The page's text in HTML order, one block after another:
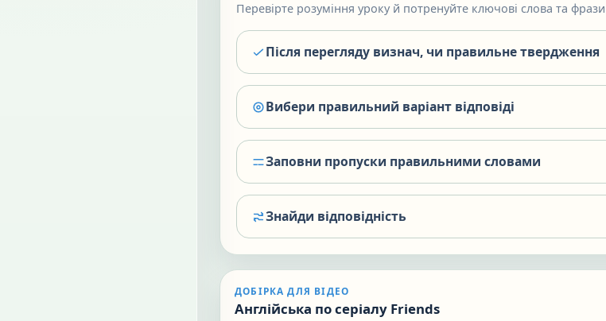
Перевірте розуміння уроку й потренуйте ключові слова та фрази
Після перегляду визнач, чи правильне твердження
Вибери правильний варіант відповіді
Заповни пропуски правильними словами
Знайди відповідність
ДОБІРКА ДЛЯ ВІДЕО
Англійська по серіалу Friends